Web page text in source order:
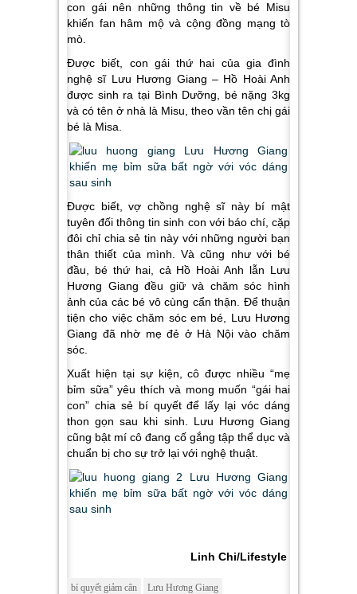
con gái nên những thông tin về bé Misu
khiến fan hâm mộ và cộng đồng mạng tò
mò.
Được biết, con gái thứ hai của gia đình
nghệ sĩ Lưu Hương Giang – Hồ Hoài Anh
được sinh ra tại Bình Dưỡng, bé nặng 3kg
và có tên ở nhà là Misu, theo vần tên chị gái
bé là Misa.
Được biết, vợ chồng nghệ sĩ này bí mật
tuyên đối thông tin sinh con với báo chí, cặp
đôi chỉ chia sẻ tin này với những người bạn
thân thiết của mình. Và cũng như với bé
đầu, bé thứ hai, cả Hồ Hoài Anh lẫn Lưu
Hương Giang đều giữ và chăm sóc hình
ảnh của các bé vô cùng cẩn thận. Để thuận
tiện cho việc chăm sóc em bé, Lưu Hương
Giang đã nhờ mẹ đẻ ở Hà Nội vào chăm
sóc.
Xuất hiện tại sự kiện, cô được nhiều “mẹ
bỉm sữa” yêu thích và mong muốn “gái hai
con” chia sẻ bí quyết để lấy lại vóc dáng
thon gọn sau khi sinh. Lưu Hương Giang
cũng bật mí cô đang cố gắng tập thể dục và
chuẩn bị cho sự trở lại với nghệ thuật.
Linh Chi/Lifestyle
bí quyết giảm cân Lưu Hương Giang